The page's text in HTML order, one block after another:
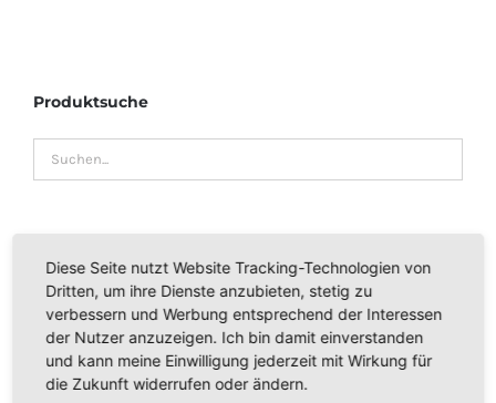
Produktsuche
ADAPTER
STAUBSAUGERBEUTEL - FILTERTÜTEN
Diese Seite nutzt Website Tracking-Technologien von
Dritten, um ihre Dienste anzubieten, stetig zu
verbessern und Werbung entsprechend der Interessen
der Nutzer anzuzeigen. Ich bin damit einverstanden
und kann meine Einwilligung jederzeit mit Wirkung für
die Zukunft widerrufen oder ändern.